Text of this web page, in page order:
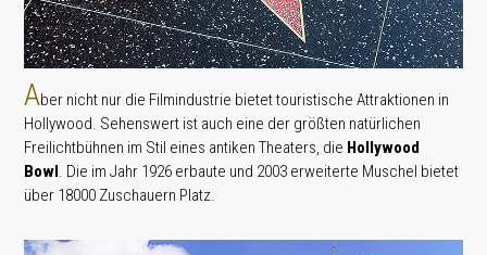
Aber nicht nur die Filmindustrie bietet touristische Attraktionen in
Hollywood. Sehenswert ist auch eine der größten natürlichen
Freilichtbühnen im Stil eines antiken Theaters, die Hollywood
Bowl. Die im Jahr 1926 erbaute und 2003 erweiterte Muschel bietet
über 18000 Zuschauern Platz.